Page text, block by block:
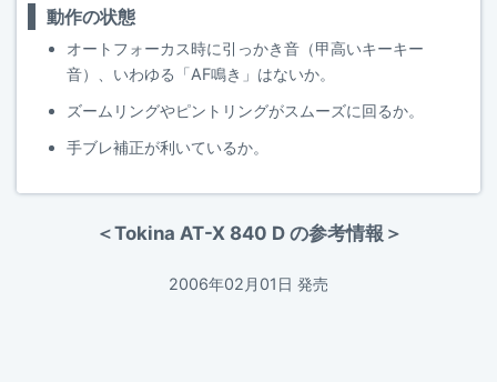
動作の状態
オートフォーカス時に引っかき音（甲高いキーキー
音）、いわゆる「AF鳴き」はないか。
ズームリングやピントリングがスムーズに回るか。
手ブレ補正が利いているか。
＜Tokina AT-X 840 D の参考情報＞
2006年02月01日 発売